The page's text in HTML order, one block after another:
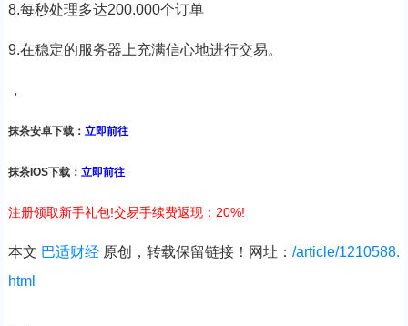
8.每秒处理多达200.000个订单
9.在稳定的服务器上充满信心地进行交易。
，
抹茶安卓下载： 立即前往
抹茶IOS下载： 立即前往
注册领取新手礼包!交易手续费返现：20%!
本文 巴适财经原创，转载保留链接！网址： /article/1210588.
html